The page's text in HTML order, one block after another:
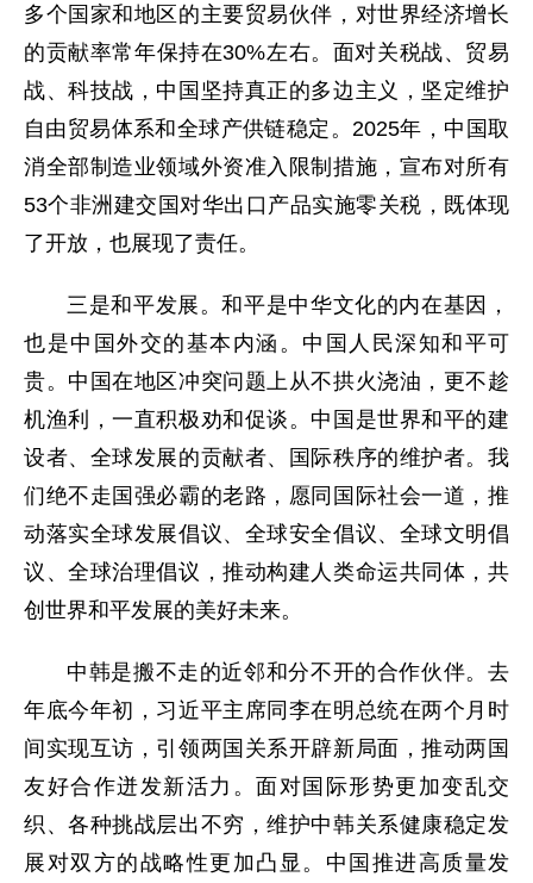
多个国家和地区的主要贸易伙伴，对世界经济增长
的贡献率常年保持在30%左右。面对关税战、贸易
战、科技战，中国坚持真正的多边主义，坚定维护
自由贸易体系和全球产供链稳定。2025年，中国取
消全部制造业领域外资准入限制措施，宣布对所有
53个非洲建交国对华出口产品实施零关税，既体现
了开放，也展现了责任。
三是和平发展。和平是中华文化的内在基因，
也是中国外交的基本内涵。中国人民深知和平可
贵。中国在地区冲突问题上从不拱火浇油，更不趁
机渔利，一直积极劝和促谈。中国是世界和平的建
设者、全球发展的贡献者、国际秩序的维护者。我
们绝不走国强必霸的老路，愿同国际社会一道，推
动落实全球发展倡议、全球安全倡议、全球文明倡
议、全球治理倡议，推动构建人类命运共同体，共
创世界和平发展的美好未来。
中韩是搬不走的近邻和分不开的合作伙伴。去
年底今年初，习近平主席同李在明总统在两个月时
间实现互访，引领两国关系开辟新局面，推动两国
友好合作迸发新活力。面对国际形势更加变乱交
织、各种挑战层出不穷，维护中韩关系健康稳定发
展对双方的战略性更加凸显。中国推进高质量发